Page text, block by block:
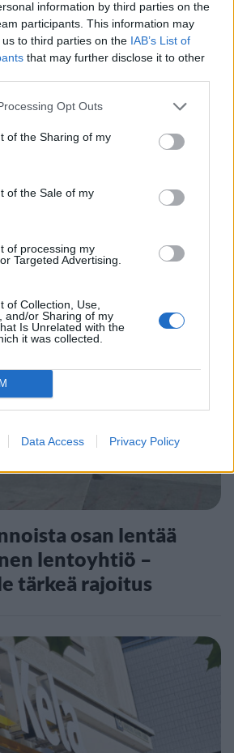
information by third parties on the
participants. This information may
to third parties on the IAB’s List of
that may further disclose it to other
Opt Outs
of the Sharing of my
of the Sale of my
of processing my
Targeted Advertising.
of Collection, Use,
and/or Sharing of my
Is Unrelated with the
it was collected.
Data Access Privacy Policy
tärkeästä
osan lentää
lentoyhtiö –
tärkeä rajoitus